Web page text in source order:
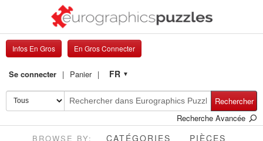
Infos En Gros En Gros Connecter
Se connecter Panier FR ▼
Rechercher
Recherche Avancée
CATÉGORIES PIÈCES